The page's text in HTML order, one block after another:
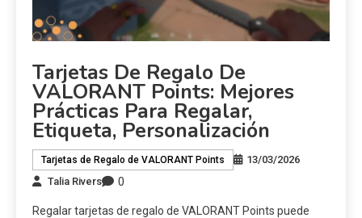
Tarjetas De Regalo De
VALORANT Points: Mejores
Prácticas Para Regalar,
Etiqueta, Personalización
Tarjetas de Regalo de VALORANT Points
13/03/2026
Talia Rivers
0
Regalar tarjetas de regalo de VALORANT Points puede